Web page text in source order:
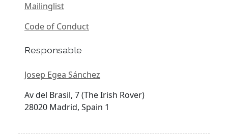
Mailinglist
Code of Conduct
Responsable
Josep Egea Sánchez
Av del Brasil, 7 (The Irish Rover)
28020 Madrid, Spain 1